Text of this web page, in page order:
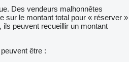
Des vendeurs malhonnêtes
sur le montant total pour « réserver »
peuvent recueillir un montant
être :